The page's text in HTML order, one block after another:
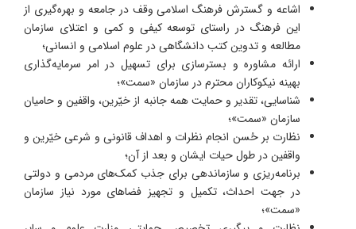
اشاعه و گسترش فرهنگ اسلامی وقف در جامعه و بهره‌گیری از
این فرهنگ در راستای توسعه کیفی و کمی و اعتلای سازمان
مطالعه و تدوین کتب دانشگاهی در علوم اسلامی و انسانی؛
ارائه مشاوره و بسترسازی برای تسهیل در امر سرمایه‌گذاری
بهینه نیکوکاران محترم در سازمان «سمت»؛
شناسایی، تقدیر و حمایت همه جانبه از خیّرین، واقفین و حامیان
سازمان «سمت»؛
نظارت بر حُسن انجام نظرات و اهداف قانونی و شرعی خیّرین و
واقفین در طول حیات ایشان و بعد از آن؛
برنامه‌ریزی و سازماندهی برای جذب کمک‌های مردمی و دولتی
در جهت احداث، تکمیل و تجهیز فضاهای مورد نیاز سازمان
«سمت»؛